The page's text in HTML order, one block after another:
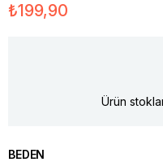
₺199,90
Ürün
BEDEN